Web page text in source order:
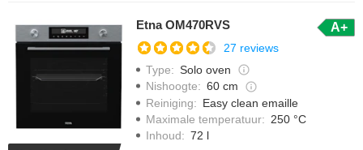
Etna OM470RVS A+
27 reviews
Type: Solo oven
Nishoogte: 60 cm
Reiniging: Easy clean emaille
Maximale temperatuur: 250 °C
Inhoud: 72 l